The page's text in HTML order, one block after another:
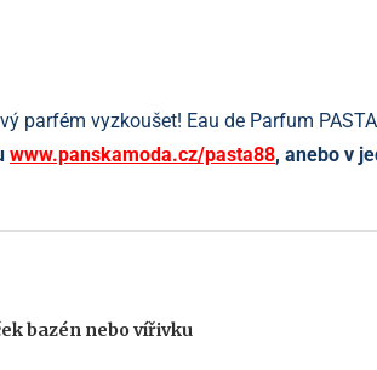
parfém vyzkoušet! Eau de Parfum
www.panskamoda.cz/pasta88, anebo v
bazén nebo vířivku